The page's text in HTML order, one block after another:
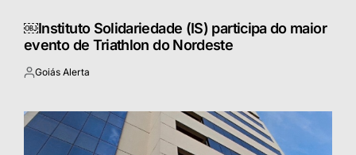
￼Instituto Solidariedade (IS) participa do maior
evento de Triathlon do Nordeste
Postado
Goiás Alerta